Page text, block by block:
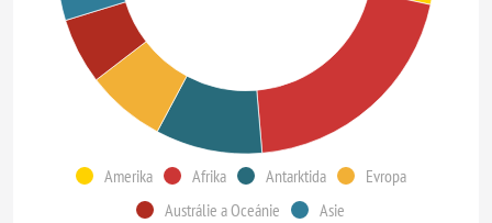
Amerika Afrika Antarktida
Evropa
Austrálie a Oceánie
Asie